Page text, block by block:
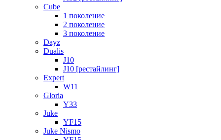
Cube
1 поколение
2 поколение
3 поколение
Dayz
Dualis
J10
J10 [рестайлинг]
Expert
W11
Gloria
Y33
Juke
YF15
Juke Nismo